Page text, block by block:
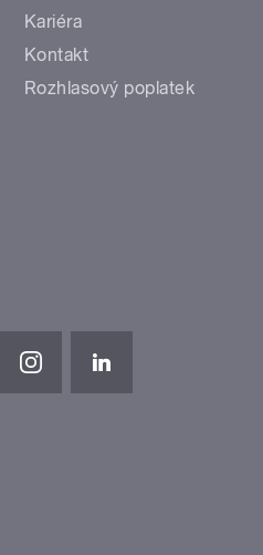
Kariéra
Kontakt
Rozhlasový poplatek